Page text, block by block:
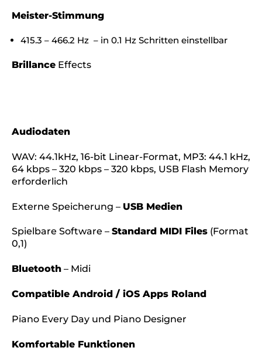
Meister-Stimmung
415.3 – 466.2 Hz – in 0.1 Hz Schritten einstellbar
Brillance Effects
Audiodaten
WAV: 44.1kHz, 16-bit Linear-Format, MP3: 44.1 kHz,
64 kbps – 320 kbps – 320 kbps, USB Flash Memory
erforderlich
Externe Speicherung – USB Medien
Spielbare Software – Standard MIDI Files (Format
0,1)
Bluetooth – Midi
Compatible Android / iOS Apps Roland
Piano Every Day und Piano Designer
Komfortable Funktionen